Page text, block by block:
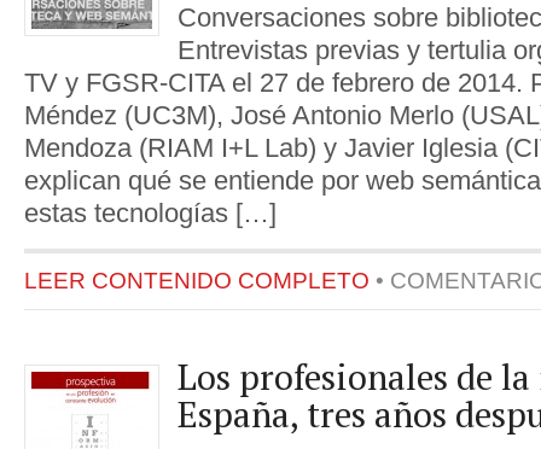
Conversaciones sobre
Entrevistas previas y tertulia
TV y FGSR-CITA el 27 de febrero de 2014.
Méndez (UC3M), José Antonio Merlo
Mendoza (RIAM I+L Lab) y Javier Iglesia
explican qué se entiende por web
estas tecnologías […]
LEER CONTENIDO COMPLETO •
Los profesionales de
España, tres años